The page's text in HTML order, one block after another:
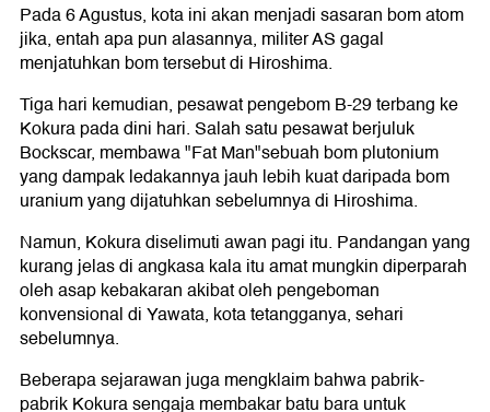
Pada 6 Agustus, kota ini akan menjadi sasaran bom atom
jika, entah apa pun alasannya, militer AS gagal
menjatuhkan bom tersebut di Hiroshima.
Tiga hari kemudian, pesawat pengebom B-29 terbang ke
Kokura pada dini hari. Salah satu pesawat berjuluk
Bockscar, membawa "Fat Man"sebuah bom plutonium
yang dampak ledakannya jauh lebih kuat daripada bom
uranium yang dijatuhkan sebelumnya di Hiroshima.
Namun, Kokura diselimuti awan pagi itu. Pandangan yang
kurang jelas di angkasa kala itu amat mungkin diperparah
oleh asap kebakaran akibat oleh pengeboman
konvensional di Yawata, kota tetangganya, sehari
sebelumnya.
Beberapa sejarawan juga mengklaim bahwa pabrik-
pabrik Kokura sengaja membakar batu bara untuk